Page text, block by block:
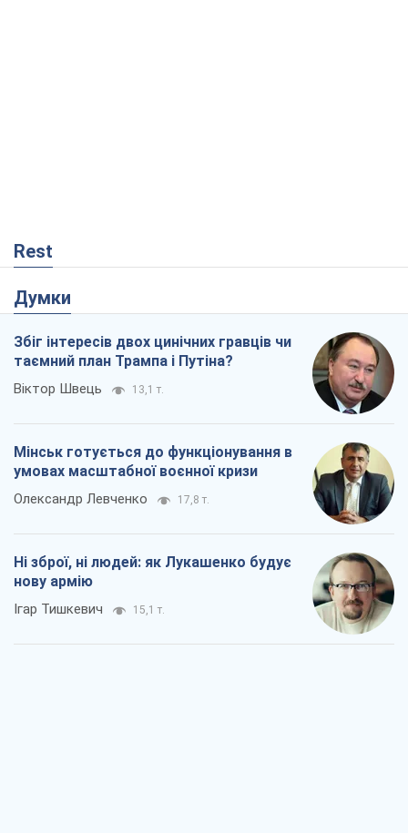
Rest
Думки
Збіг інтересів двох цинічних гравців чи
таємний план Трампа і Путіна?
Віктор Швець 13,1 т.
Мінськ готується до функціонування в
умовах масштабної воєнної кризи
Олександр Левченко 17,8 т.
Ні зброї, ні людей: як Лукашенко будує
нову армію
Ігар Тишкевич 15,1 т.